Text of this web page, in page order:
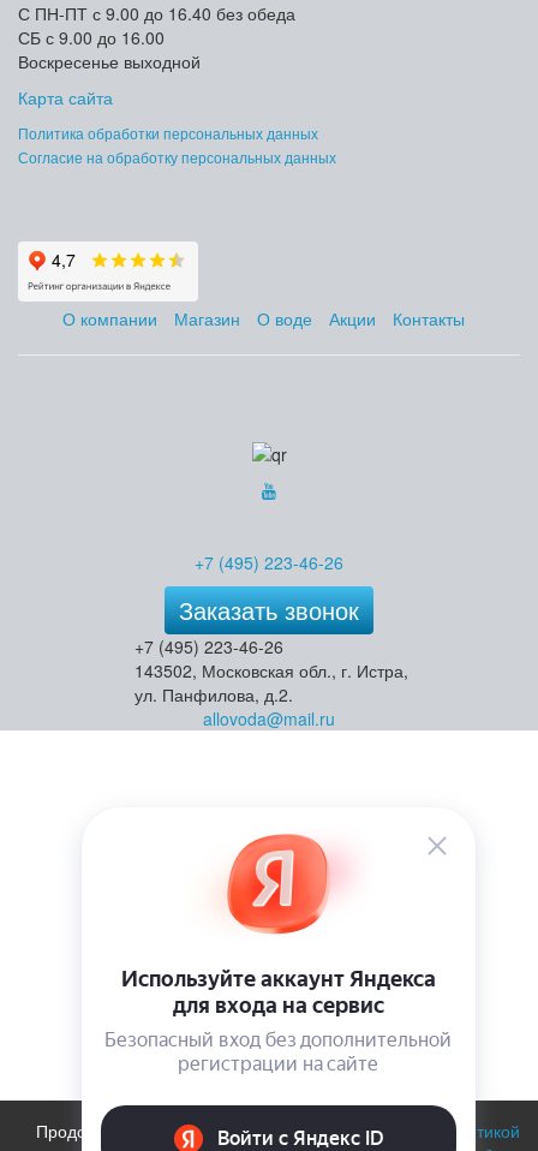
С ПН-ПТ с 9.00 до 16.40 без обеда
СБ с 9.00 до 16.00
Воскресенье выходной
Карта сайта
Политика обработки персональных данных
Согласие на обработку персональных данных
О компании Магазин О воде Акции Контакты
+7 (495) 223-46-26
Заказать звонок
+7 (495) 223-46-26
143502, Московская обл., г. Истра,
ул. Панфилова, д.2.
allovoda@mail.ru
Продолжая использовать сайт, вы соглашаетесь с
политикой